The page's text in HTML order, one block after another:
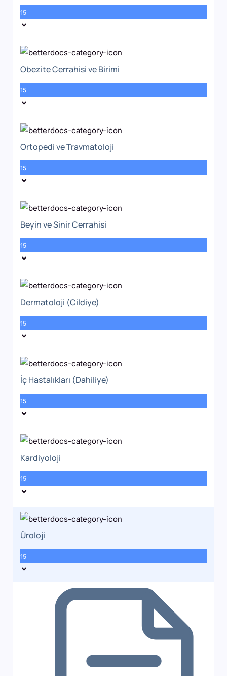
15
Obezite Cerrahisi ve Birimi
15
Ortopedi ve Travmatoloji
15
Beyin ve Sinir Cerrahisi
15
Dermatoloji (Cildiye)
15
İç Hastalıkları (Dahiliye)
15
Kardiyoloji
15
Üroloji
15